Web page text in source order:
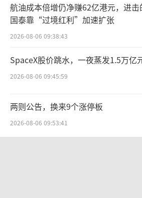
不止如此，本届会员节
力加启动世界酒庄联盟，意
界十大名酒”的路上再次迈
股份正携手保乐力加，从赤
出发，面向未来，走向世界
航油成本倍增仍净赚62亿港元，进击
国泰靠“过境红利”加速扩张
2026-08-06 09:38:43
SpaceX股价跳水，一夜蒸发1.5万亿
2026-08-06 09:45:59
两则公告，换来9个涨停板
2026-08-06 09:53:41